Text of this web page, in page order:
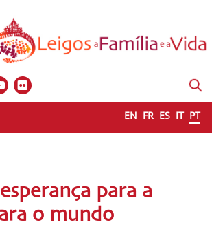
EN FR ES IT PT
para a
o mundo